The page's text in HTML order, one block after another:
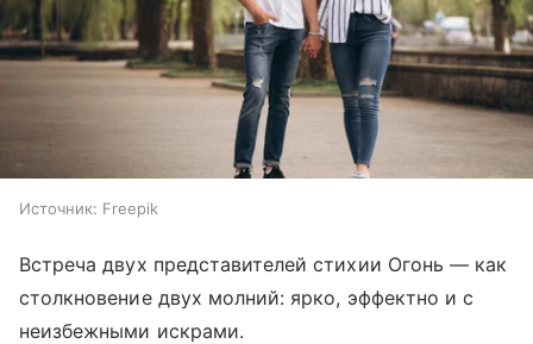
Источник: Freepik
Встреча двух представителей стихии Огонь — как
столкновение двух молний: ярко, эффектно и с
неизбежными искрами.